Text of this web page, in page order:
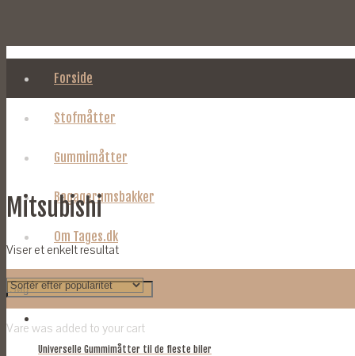
Forside
Stofmåtter
Gummimåtter
Bagagerumsbakker
Om Tages.dk
Vare was added to your cart
Mitsubishi
Viser et enkelt resultat
Universelle Gummimåtter til de fleste biler